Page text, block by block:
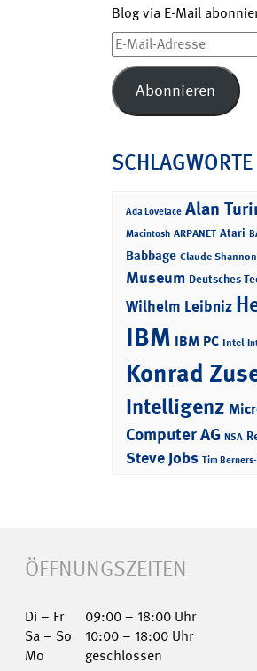
Blog via E-Mail
E-
Mail-
Adresse
Abonnieren
SCHLAGWORTE
Ada Lovelace Alan
Macintosh ARPANET Atari
Babbage Claude Shannon
Museum Deutsches
Wilhelm Leibniz
IBM IBM PC Intel
Konrad
Intelligenz
Computer AG NSA
Steve Jobs Tim
ÖFFNUNGSZEITEN
Di – Fr
09:00 – 18:00 Uhr
Sa – So
10:00 – 18:00 Uhr
Mo
geschlossen